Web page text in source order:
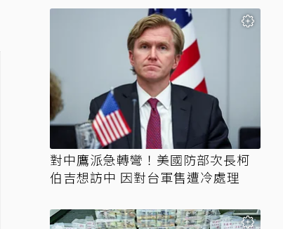
對中鷹派急轉彎！美國防部次長柯
伯吉想訪中 因對台軍售遭冷處理